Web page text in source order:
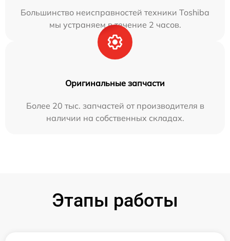
Большинство неисправностей техники Toshiba
мы устраняем в течение 2 часов.
Оригинальные запчасти
Более 20 тыс. запчастей от производителя в
наличии на собственных складах.
Этапы работы